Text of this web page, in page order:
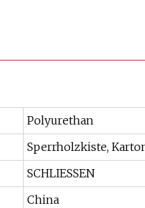
Polyurethan
Sperrholzkiste,
SCHLIESSEN
China